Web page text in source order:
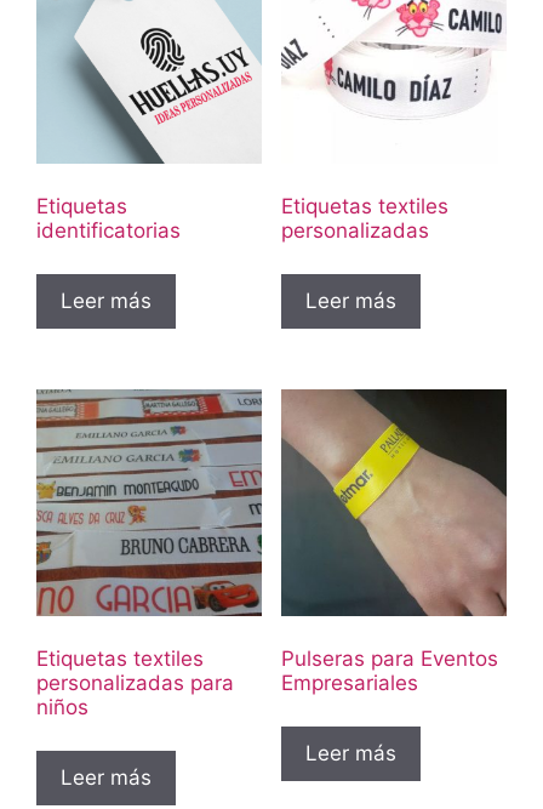
Etiquetas
identificatorias
Leer más
Etiquetas textiles
personalizadas
Leer más
Etiquetas textiles
personalizadas para
niños
Leer más
Pulseras para Eventos
Empresariales
Leer más